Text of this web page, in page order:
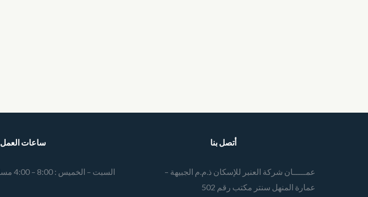
أتصل بنا
عمـــــان شركة العنبر للإسكان ذ.م.م الجبيهة –
عمارة المنهل سنتر مكتب رقم 502
ساعات العمل
السبت – الخميس : 8:00 – 4:00 مساءً